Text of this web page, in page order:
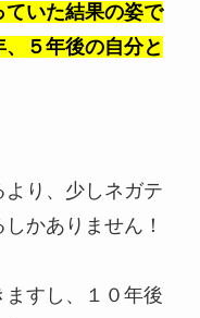
いた結果の姿で
５年後の自分と
り、少しネガテ
かありません！
すし、１０年後